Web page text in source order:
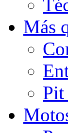
Más
Pit